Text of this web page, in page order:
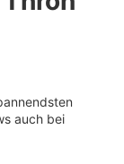
auch bei